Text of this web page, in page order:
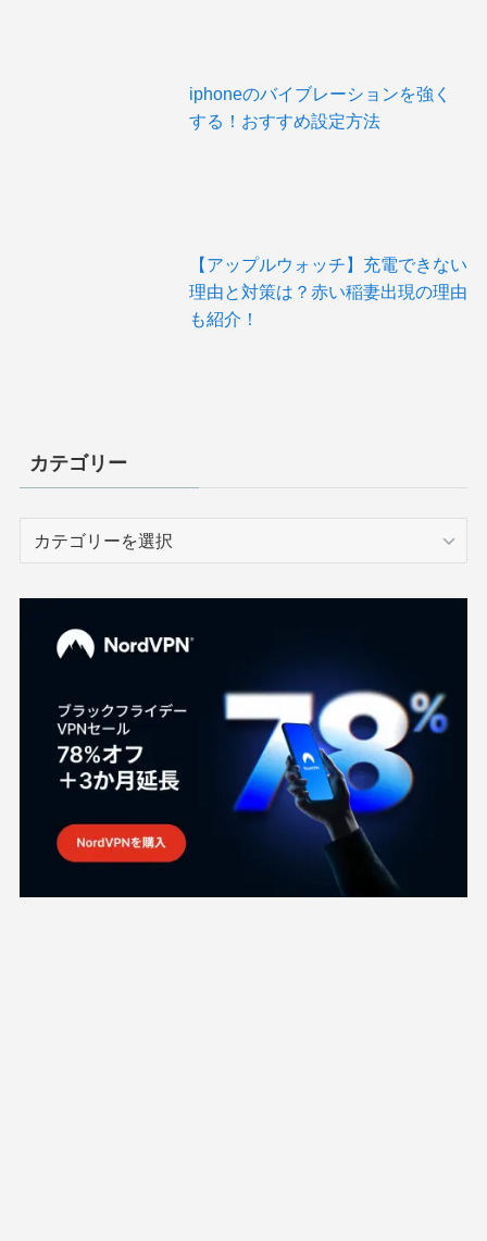
iphoneのバイブレーションを強く
する！おすすめ設定方法
【アップルウォッチ】充電できない
理由と対策は？赤い稲妻出現の理由
も紹介！
カテゴリー